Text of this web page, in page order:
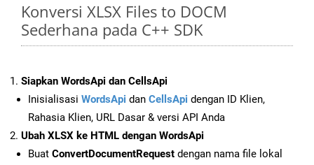
Konversi XLSX Files to DOCM
Sederhana pada C++ SDK
Siapkan WordsApi dan CellsApi
Inisialisasi WordsApi dan CellsApi dengan ID Klien,
Rahasia Klien, URL Dasar & versi API Anda
Ubah XLSX ke HTML dengan WordsApi
Buat ConvertDocumentRequest dengan nama file lokal